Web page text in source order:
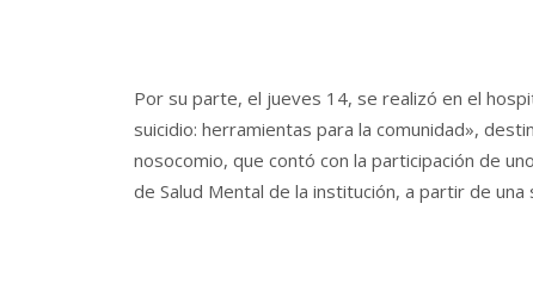
Por su parte, el jueves 14, se realizó en el
suicidio: herramientas para la comunidad»,
nosocomio, que contó con la participación de
de Salud Mental de la institución, a partir de